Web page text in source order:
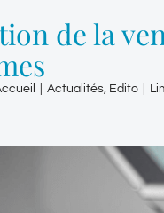
de la
Actualités, Edito